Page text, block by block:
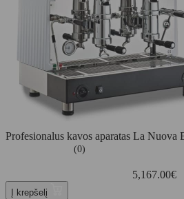
Profesionalus kavos aparatas La
(0)
5,167.00€
Į krepšelį